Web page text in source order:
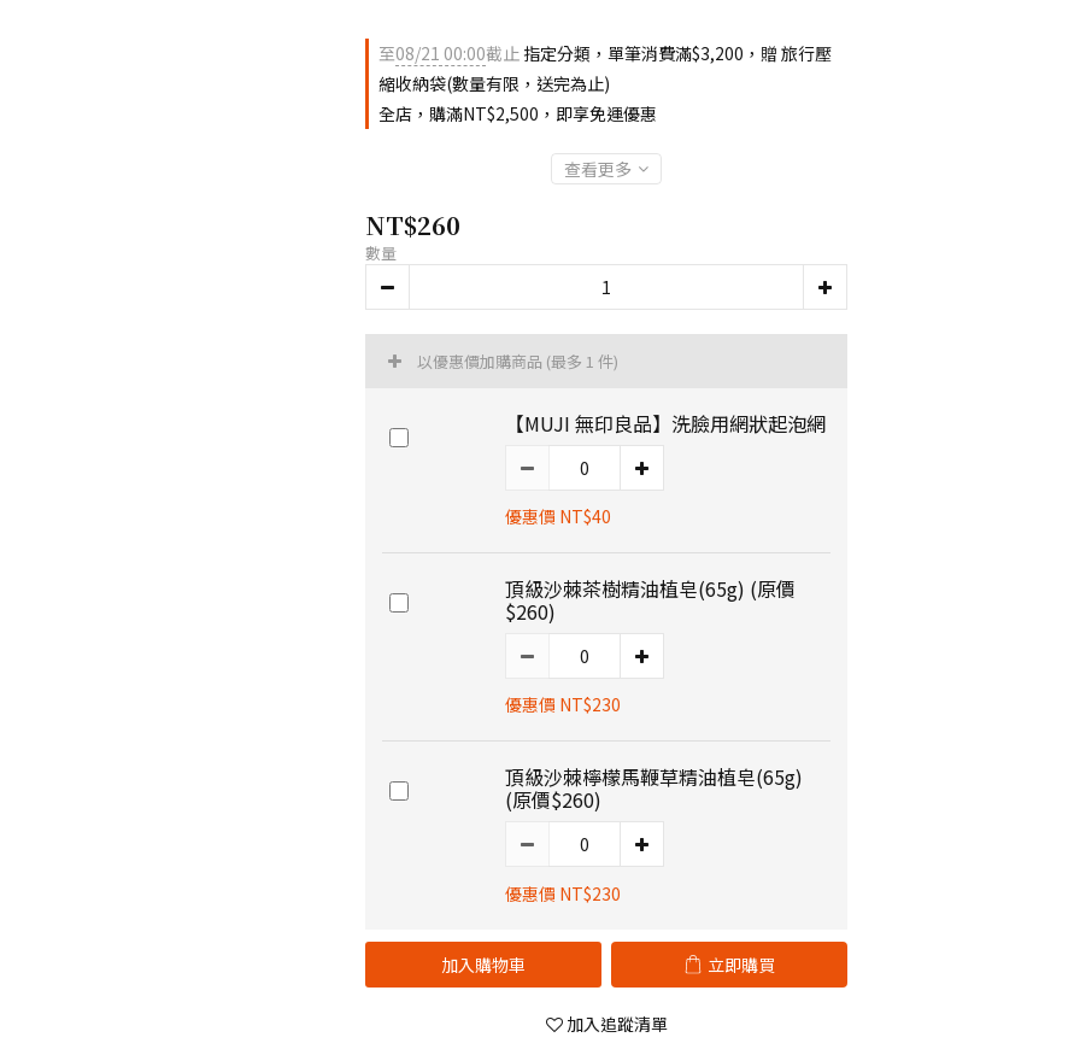
至08/21 00:00截止 指定分類，單筆消費滿$3,200，贈 旅行壓
縮收納袋(數量有限，送完為止)
全店，購滿NT$2,500，即享免運優惠
查看更多
NT$260
數量
以優惠價加購商品 (最多 1 件)
【MUJI 無印良品】洗臉用網狀起泡網
優惠價 NT$40
頂級沙棘茶樹精油植皂(65g) (原價
$260)
優惠價 NT$230
頂級沙棘檸檬馬鞭草精油植皂(65g)
(原價$260)
優惠價 NT$230
加入購物車 立即購買
加入追蹤清單